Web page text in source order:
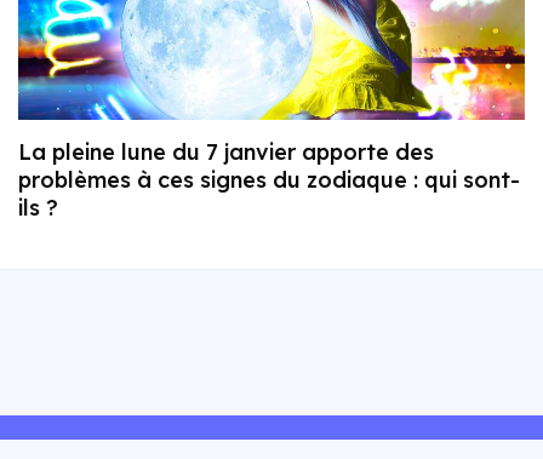
La pleine lune du 7 janvier apporte des
problèmes à ces signes du zodiaque : qui sont-
ils ?